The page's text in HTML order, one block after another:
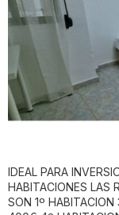
IDEAL PARA
HABITACIONES LAS
SON 1º